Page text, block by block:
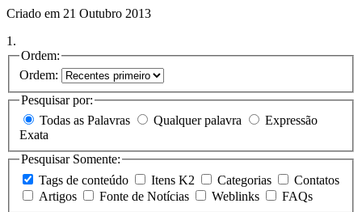
Criado em 21 Outubro 2013
1.
Ordem:
Ordem:
Pesquisar por:
Todas as Palavras
Qualquer palavra
Exata
Pesquisar Somente:
Tags de conteúdo
Itens K2 Categorias
Contatos
Artigos
Fonte de Notícias Weblinks FAQs